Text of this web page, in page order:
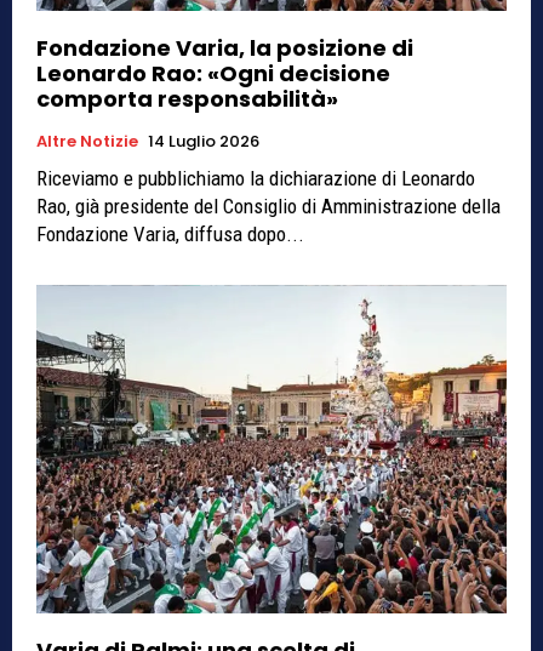
Fondazione Varia, la posizione di
Leonardo Rao: «Ogni decisione
comporta responsabilità»
Altre Notizie 14 Luglio 2026
Riceviamo e pubblichiamo la dichiarazione di Leonardo
Rao, già presidente del Consiglio di Amministrazione della
Fondazione Varia, diffusa dopo...